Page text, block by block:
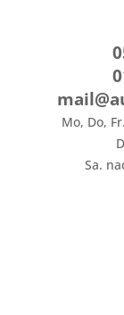
Mo, Do,
Sa.